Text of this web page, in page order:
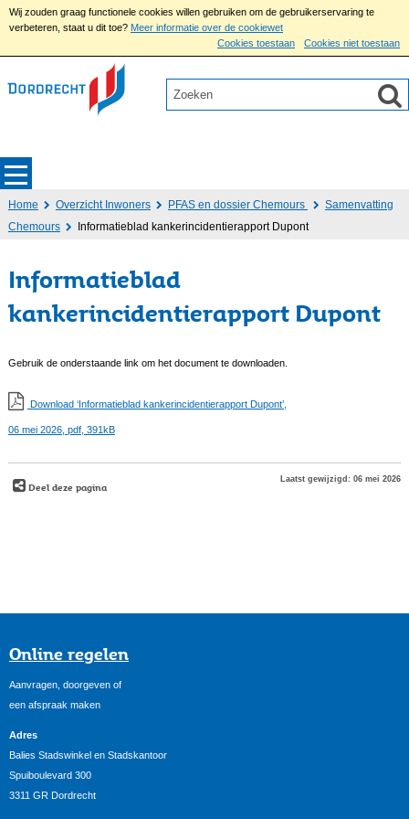
Wij zouden graag functionele cookies willen gebruiken om de gebruikerservaring te
verbeteren, staat u dit toe? Meer informatie over de cookiewet
Cookies toestaan
Cookies niet toestaan
Home Overzicht Inwoners PFAS en dossier Chemours
Samenvatting
Chemours
Informatieblad kankerincidentierapport Dupont
Informatieblad
kankerincidentierapport Dupont
Gebruik de onderstaande link om het document te downloaden.
Download ‘Informatieblad kankerincidentierapport Dupont’,
06 mei 2026, pdf, 391kB
Deel deze pagina
Laatst gewijzigd: 06 mei 2026
Online regelen
Aanvragen, doorgeven of
een afspraak maken
Adres
Balies Stadswinkel en Stadskantoor
Spuiboulevard 300
3311 GR Dordrecht